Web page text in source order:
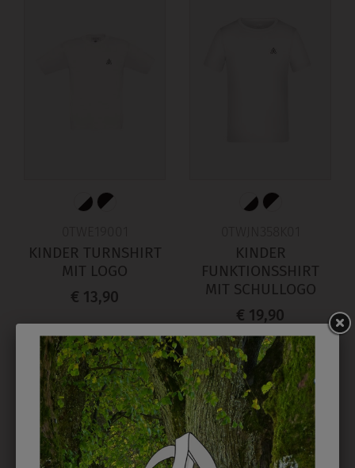
KINDER TURNSHIRT
MIT LOGO
€ 13,90
KINDER
FUNKTIONSSHIRT
MIT SCHULLOGO
€ 19,90